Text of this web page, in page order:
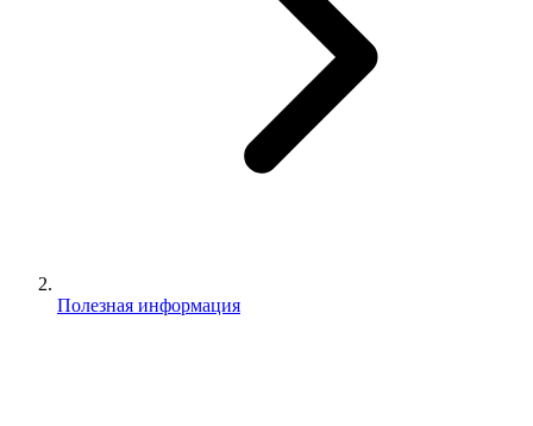
Полезная информация